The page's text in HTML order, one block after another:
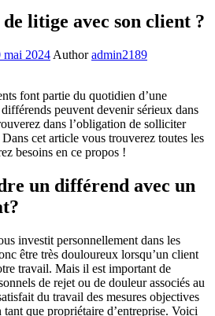
litige avec son client ?
mai 2024 Author admin2189
font partie du quotidien d’une
peuvent devenir sérieux dans
dans l’obligation de solliciter
cet article vous trouverez toutes les
besoins en ce propos !
un différend avec un
investit personnellement dans les
être très douloureux lorsqu’un client
travail. Mais il est important de
de rejet ou de douleur associés au
du travail des mesures objectives
que propriétaire d’entreprise. Voici